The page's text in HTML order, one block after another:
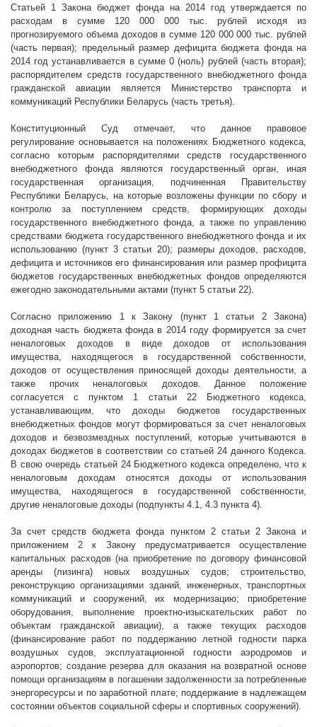
Статьей 1 Закона бюджет фонда на 2014 год утверждается по
расходам в сумме 120 000 000 тыс. рублей исходя из
прогнозируемого объема доходов в сумме 120 000 000 тыс. рублей
(часть первая); предельный размер дефицита бюджета фонда на
2014 год устанавливается в сумме 0 (ноль) рублей (часть вторая);
распорядителем средств государственного внебюджетного фонда
гражданской авиации является Министерство транспорта и
коммуникаций Республики Беларусь (часть третья).
Конституционный Суд отмечает, что данное правовое
регулирование основывается на положениях Бюджетного кодекса,
согласно которым распорядителями средств государственного
внебюджетного фонда являются государственный орган, иная
государственная организация, подчиненная Правительству
Республики Беларусь, на которые возложены функции по сбору и
контролю за поступлением средств, формирующих доходы
государственного внебюджетного фонда, а также по управлению
средствами бюджета государственного внебюджетного фонда и их
использованию (пункт 3 статьи 20); размеры доходов, расходов,
дефицита и источников его финансирования или размер профицита
бюджетов государственных внебюджетных фондов определяются
ежегодно законодательными актами (пункт 5 статьи 22).
Согласно приложению 1 к Закону (пункт 1 статьи 2 Закона)
доходная часть бюджета фонда в 2014 году формируется за счет
неналоговых доходов в виде доходов от использования
имущества, находящегося в государственной собственности,
доходов от осуществления приносящей доходы деятельности, а
также прочих неналоговых доходов. Данное положение
согласуется с пунктом 1 статьи 22 Бюджетного кодекса,
устанавливающим, что доходы бюджетов государственных
внебюджетных фондов могут формироваться за счет неналоговых
доходов и безвозмездных поступлений, которые учитываются в
доходах бюджетов в соответствии со статьей 24 данного Кодекса.
В свою очередь статьей 24 Бюджетного кодекса определено, что к
неналоговым доходам относятся доходы от использования
имущества, находящегося в государственной собственности,
другие неналоговые доходы (подпункты 4.1, 4.3 пункта 4).
За счет средств бюджета фонда пунктом 2 статьи 2 Закона и
приложением 2 к Закону предусматривается осуществление
капитальных расходов (на приобретение по договору финансовой
аренды (лизинга) новых воздушных судов; строительство,
реконструкцию организациями зданий, инженерных, транспортных
коммуникаций и сооружений, их модернизацию; приобретение
оборудования, выполнение проектно-изыскательских работ по
объектам гражданской авиации), а также текущих расходов
(финансирование работ по поддержанию летной годности парка
воздушных судов, эксплуатационной годности аэродромов и
аэропортов; создание резерва для оказания на возвратной основе
помощи организациям в погашении задолженности за потребленные
энергоресурсы и по заработной плате; поддержание в надлежащем
состоянии объектов социальной сферы и спортивных сооружений).